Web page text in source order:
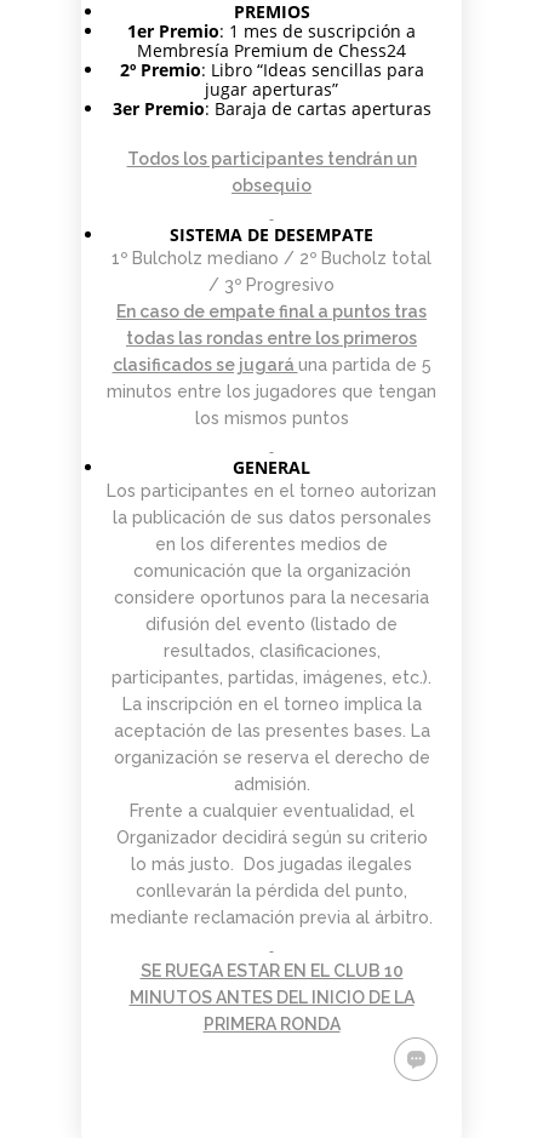
PREMIOS
1er Premio: 1 mes de suscripción a
Membresía Premium de Chess24
2º Premio: Libro “Ideas sencillas para
jugar aperturas”
3er Premio: Baraja de cartas aperturas
Todos los participantes tendrán un
obsequio
SISTEMA DE DESEMPATE
1º Bulcholz mediano / 2º Bucholz total
/ 3º Progresivo
En caso de empate final a puntos tras
todas las rondas entre los primeros
clasificados se jugará una partida de 5
minutos entre los jugadores que tengan
los mismos puntos
GENERAL
Los participantes en el torneo autorizan
la publicación de sus datos personales
en los diferentes medios de
comunicación que la organización
considere oportunos para la necesaria
difusión del evento (listado de
resultados, clasificaciones,
participantes, partidas, imágenes, etc.).
La inscripción en el torneo implica la
aceptación de las presentes bases. La
organización se reserva el derecho de
admisión.
Frente a cualquier eventualidad, el
Organizador decidirá según su criterio
lo más justo. Dos jugadas ilegales
conllevarán la pérdida del punto,
mediante reclamación previa al árbitro.
SE RUEGA ESTAR EN EL CLUB 10
MINUTOS ANTES DEL INICIO DE LA
PRIMERA RONDA